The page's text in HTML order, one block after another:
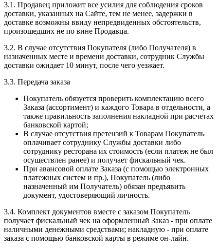
3.1. Продавец приложит все усилия для соблюдения сроков
доставки, указанных на Сайте, тем не менее, задержки в
доставке возможны ввиду непредвиденных обстоятельств,
произошедших не по вине Продавца.
3.2. В случае отсутствия Покупателя (либо Получателя) в
назначенных месте и времени доставки, сотрудник Службы
доставки ожидает 10 минут, после чего уезжает.
3.3. Передача заказа
Покупатель обязуется проверить комплектацию всего
Заказа (ассортимент) и каждого Товара в отдельности, а
также правильность заполнения накладной при расчетах
банковской картой;
В случае отсутствия претензий к Товарам Покупатель
оплачивает сотруднику Службы доставки либо
сотруднику ресторана их стоимость (если платеж не был
осуществлен ранее) и получает фискальный чек.
При авансовой оплате Заказа (с помощью электронных
платежных систем и пр.), Покупатель (либо
назначенный им Получатель) обязан предъявить
документ, удостоверяющий личность.
3.4. Комплект документов вместе с заказом Покупатель
получает фискальный чек на оформленный Заказ - при оплате
наличными денежными средствами; накладную - при оплате
заказа с помощью банковской карты в режиме он-лайн.